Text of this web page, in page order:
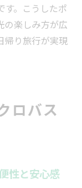
す。こうしたポ
の楽しみ方が広
帰り旅行が実現
ロバス
性と安心感